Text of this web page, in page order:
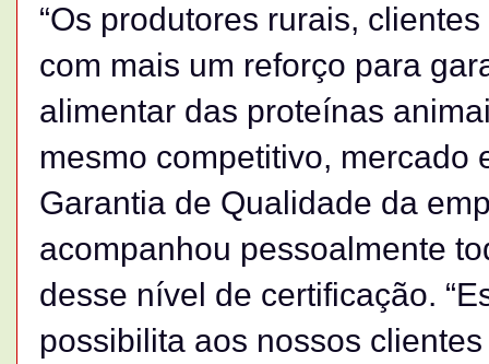
“Os produtores rurais,
com mais um reforço para
alimentar das proteínas
mesmo competitivo, mercado
Garantia de Qualidade da
acompanhou pessoalmente
desse nível de certificação.
possibilita aos nossos